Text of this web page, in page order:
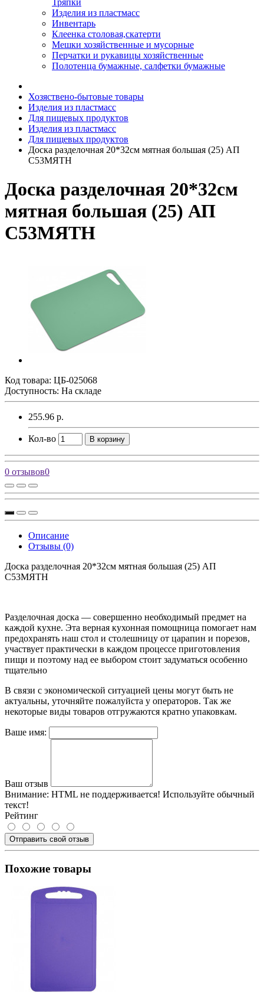
Тряпки
Изделия из пластмасс
Инвентарь
Клеенка столовая,скатерти
Мешки хозяйственные и мусорные
Перчатки и рукавицы хозяйственные
Полотенца бумажные, салфетки бумажные
Хозяствено-бытовые товары
Изделия из пластмасс
Для пищевых продуктов
Изделия из пластмасс
Для пищевых продуктов
Доска разделочная 20*32см мятная большая (25) АП
С53МЯТН
Доска разделочная 20*32см
мятная большая (25) АП
С53МЯТН
Код товара: ЦБ-025068
Доступность: На складе
255.96 р.
Кол-во В корзину
0 отзывов0
Описание
Отзывы (0)
Доска разделочная 20*32см мятная большая (25) АП
С53МЯТН
Разделочная доска — совершенно необходимый предмет на
каждой кухне. Эта верная кухонная помощница помогает нам
предохранять наш стол и столешницу от царапин и порезов,
участвует практически в каждом процессе приготовления
пищи и поэтому над ее выбором стоит задуматься особенно
тщательно
В связи с экономической ситуацией цены могут быть не
актуальны, уточняйте пожалуйста у операторов. Так же
некоторые виды товаров отгружаются кратно упаковкам.
Ваше имя:
Ваш отзыв
Внимание: HTML не поддерживается! Используйте обычный
текст!
Рейтинг
Отправить свой отзыв
Похожие товары